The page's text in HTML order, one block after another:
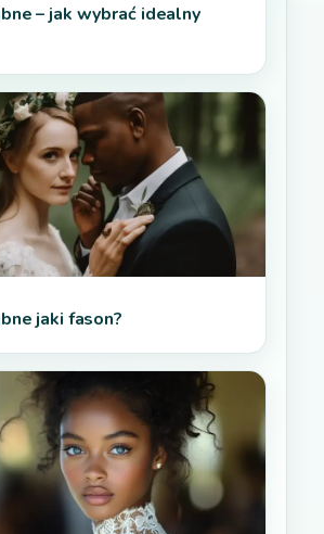
– jak wybrać idealny
jaki fason?